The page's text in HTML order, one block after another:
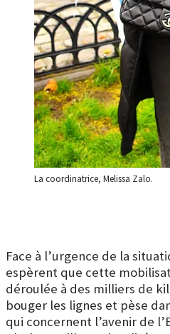
La coordinatrice, Melissa Zalo.
Face à l’urgence de la
espèrent que cette
déroulée à des milliers de
bouger les lignes et pèse
qui concernent l’avenir de